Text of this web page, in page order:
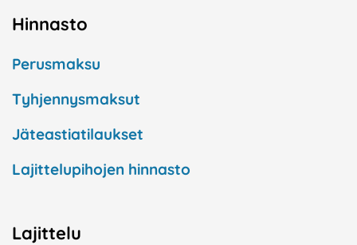
Hinnasto
Perusmaksu
Tyhjennysmaksut
Jäteastiatilaukset
Lajittelupihojen hinnasto
Lajittelu